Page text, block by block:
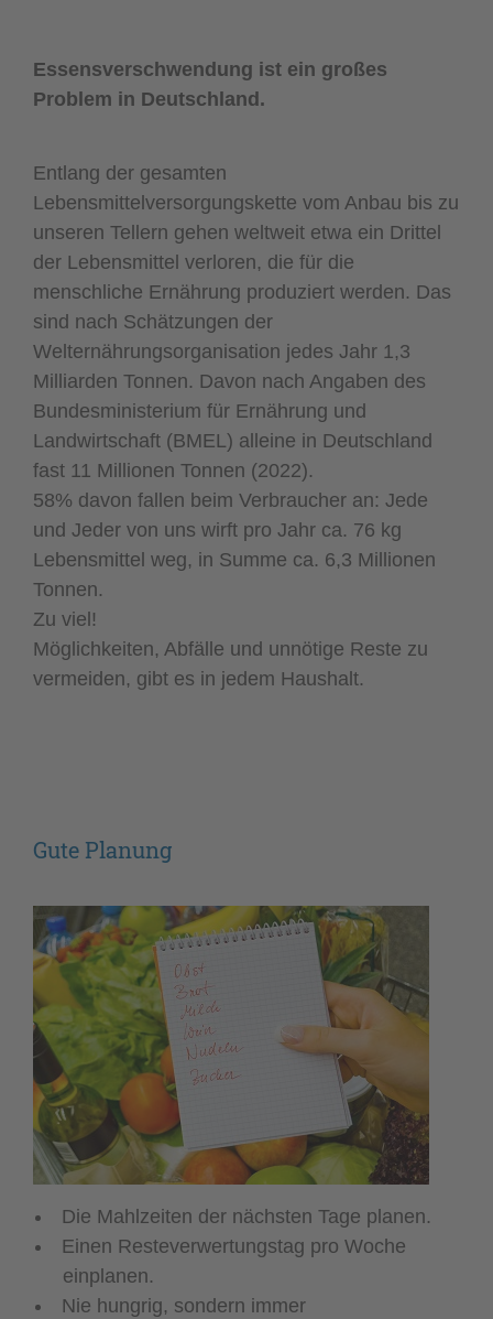
Essensverschwendung ist ein großes
Problem in Deutschland.
Entlang der gesamten
Lebensmittelversorgungskette vom Anbau bis zu
unseren Tellern gehen weltweit etwa ein Drittel
der Lebensmittel verloren, die für die
menschliche Ernährung produziert werden. Das
sind nach Schätzungen der
Welternährungsorganisation jedes Jahr 1,3
Milliarden Tonnen. Davon nach Angaben des
Bundesministerium für Ernährung und
Landwirtschaft (BMEL) alleine in Deutschland
fast 11 Millionen Tonnen (2022).
58% davon fallen beim Verbraucher an: Jede
und Jeder von uns wirft pro Jahr ca. 76 kg
Lebensmittel weg, in Summe ca. 6,3 Millionen
Tonnen.
Zu viel!
Möglichkeiten, Abfälle und unnötige Reste zu
vermeiden, gibt es in jedem Haushalt.
Gute Planung
Die Mahlzeiten der nächsten Tage planen.
Einen Resteverwertungstag pro Woche
einplanen.
Nie hungrig, sondern immer